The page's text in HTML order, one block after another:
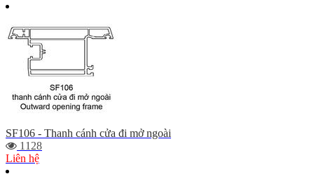
SF106 - Thanh cánh cửa đi mở ngoài
1128
Liên hệ